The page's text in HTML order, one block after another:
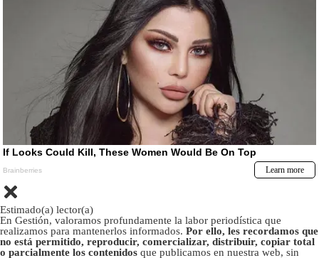
Estimado(a) lector(a)
En Gestión, valoramos profundamente la labor periodística que
realizamos para mantenerlos informados. Por ello, les recordamos que
no está permitido, reproducir, comercializar, distribuir, copiar total
o parcialmente los contenidos que publicamos en nuestra web, sin